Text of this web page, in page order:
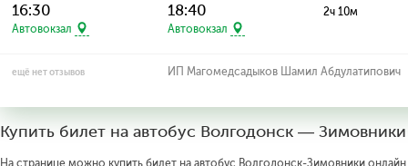
16:30
Автовокзал
18:40
Автовокзал
2ч 10м
ещё нет отзывов ИП Магомедсадыков Шамил Абдулатипович
Купить билет на автобус Волгодонск — Зимовники
На странице можно купить билет на автобус Волгодонск-Зимовники